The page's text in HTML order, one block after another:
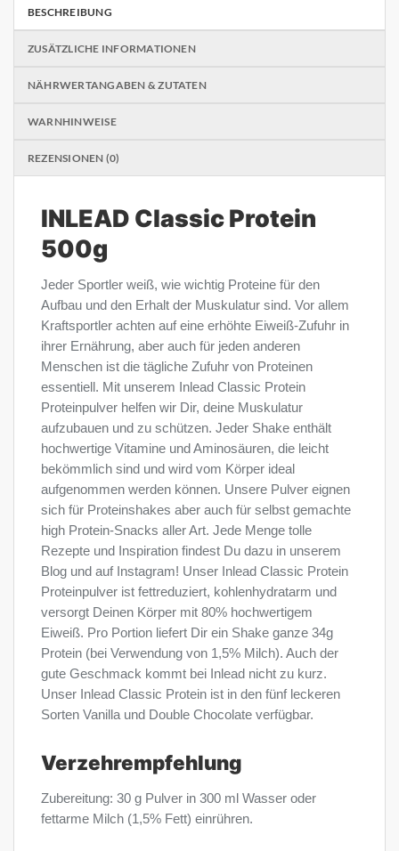
BESCHREIBUNG
ZUSÄTZLICHE INFORMATIONEN
NÄHRWERTANGABEN & ZUTATEN
WARNHINWEISE
REZENSIONEN (0)
INLEAD Classic Protein
500g
Jeder Sportler weiß, wie wichtig Proteine für den
Aufbau und den Erhalt der Muskulatur sind. Vor allem
Kraftsportler achten auf eine erhöhte Eiweiß-Zufuhr in
ihrer Ernährung, aber auch für jeden anderen
Menschen ist die tägliche Zufuhr von Proteinen
essentiell. Mit unserem Inlead Classic Protein
Proteinpulver helfen wir Dir, deine Muskulatur
aufzubauen und zu schützen. Jeder Shake enthält
hochwertige Vitamine und Aminosäuren, die leicht
bekömmlich sind und wird vom Körper ideal
aufgenommen werden können. Unsere Pulver eignen
sich für Proteinshakes aber auch für selbst gemachte
high Protein-Snacks aller Art. Jede Menge tolle
Rezepte und Inspiration findest Du dazu in unserem
Blog und auf Instagram! Unser Inlead Classic Protein
Proteinpulver ist fettreduziert, kohlenhydratarm und
versorgt Deinen Körper mit 80% hochwertigem
Eiweiß. Pro Portion liefert Dir ein Shake ganze 34g
Protein (bei Verwendung von 1,5% Milch). Auch der
gute Geschmack kommt bei Inlead nicht zu kurz.
Unser Inlead Classic Protein ist in den fünf leckeren
Sorten Vanilla und Double Chocolate verfügbar.
Verzehrempfehlung
Zubereitung: 30 g Pulver in 300 ml Wasser oder
fettarme Milch (1,5% Fett) einrühren.